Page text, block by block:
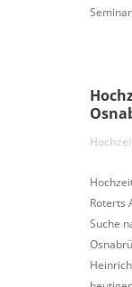
Roterts
Suche